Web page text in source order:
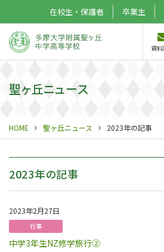
在校生・保護者 卒業生
資
聖ヶ丘ニュース
HOME 聖ヶ丘ニュース 2023年の記事
2023年の記事
2023年2月27日
行事
中学3年生NZ修学旅行②